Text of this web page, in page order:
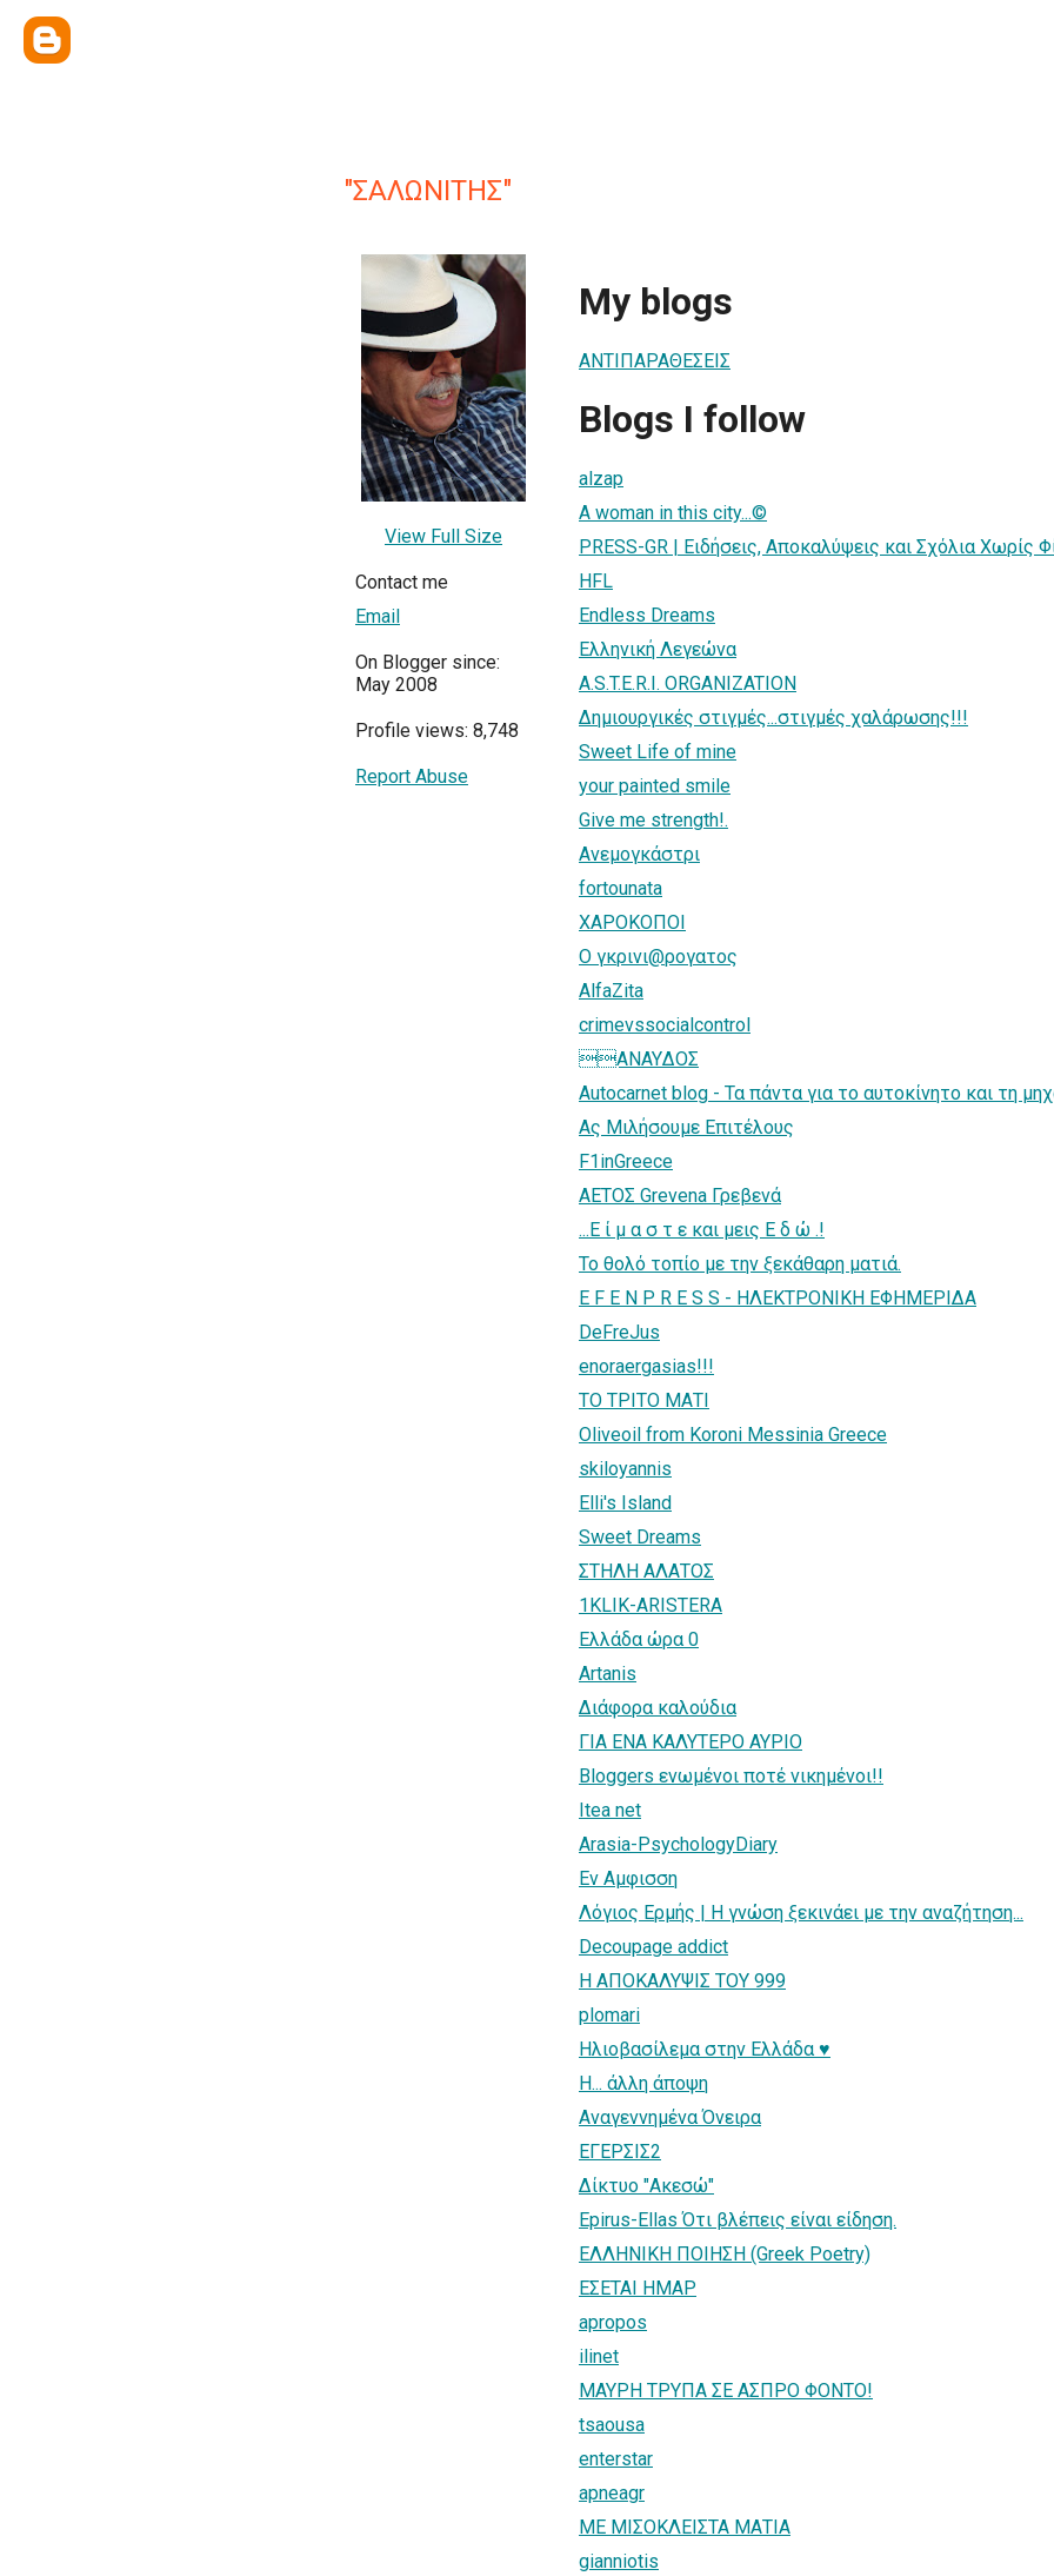
"ΣΑΛΩΝΙΤΗΣ"
View Full Size
Contact me
Email
On Blogger since:
May 2008
Profile views: 8,748
Report Abuse
My blogs
ΑΝΤΙΠΑΡΑΘΕΣΕΙΣ
Blogs I follow
alzap
A woman in this city...©
PRESS-GR | Ειδήσεις, Αποκαλύψεις και Σχόλια Χωρίς
HFL
Endless Dreams
Ελληνική Λεγεώνα
A.S.T.E.R.I. ORGANIZATION
Δημιουργικές στιγμές...στιγμές χαλάρωσης!!!
Sweet Life of mine
your painted smile
Give me strength!.
Ανεμογκάστρι
fortounata
ΧΑΡΟΚΟΠΟΙ
O γκρινι@ρoγατος
AlfaZita
crimevssocialcontrol
ANAYΔOΣ
Autocarnet blog - Τα πάντα για το αυτοκίνητο και τη
Ας Μιλήσουμε Επιτέλους
F1inGreece
ΑΕΤΟΣ Grevena Γρεβενά
...Ε ί μ α σ τ ε και μεις Ε δ ώ .!
Το θολό τοπίο με την ξεκάθαρη ματιά.
E F E N P R E S S - ΗΛΕΚΤΡΟΝΙΚΗ ΕΦΗΜΕΡΙΔΑ
DeFreJus
enοraergasias!!!
ΤΟ ΤΡΙΤΟ ΜΑΤΙ
Oliveoil from Koroni Messinia Greece
skiloyannis
Elli's Island
Sweet Dreams
ΣΤΗΛΗ ΑΛΑΤΟΣ
1KLIK-ARISTERA
Ελλάδα ώρα 0
Artanis
Διάφορα καλούδια
ΓΙΑ ΕΝΑ ΚΑΛΥΤΕΡΟ ΑΥΡΙΟ
Bloggers ενωμένοι ποτέ νικημένοι!!
Itea net
Arasia-PsychologyDiary
Εν Αμφισση
Λόγιος Ερμής | Η γνώση ξεκινάει με την αναζήτηση...
Decoupage addict
Η ΑΠΟΚΑΛΥΨΙΣ ΤΟΥ 999
plomari
Ηλιοβασίλεμα στην Ελλάδα ♥
Η... άλλη άποψη
Αναγεννημένα Όνειρα
ΕΓΕΡΣΙΣ2
Δίκτυο "Ακεσώ"
Epirus-Ellas Ότι βλέπεις είναι είδηση.
ΕΛΛΗΝΙΚΗ ΠΟΙΗΣΗ (Greek Poetry)
ΕΣΕΤΑΙ ΗΜΑΡ
apropos
ilinet
ΜΑΥΡΗ ΤΡΥΠΑ ΣΕ ΑΣΠΡΟ ΦΟΝΤΟ!
tsaousa
enterstar
apneagr
ΜΕ ΜΙΣΟΚΛΕΙΣΤΑ ΜΑΤΙΑ
gianniotis